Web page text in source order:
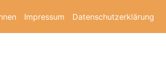
Impressum Datenschutzerklärung